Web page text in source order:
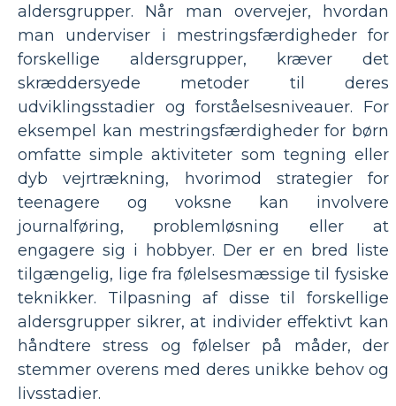
aldersgrupper. Når man overvejer, hvordan
man underviser i mestringsfærdigheder for
forskellige aldersgrupper, kræver det
skræddersyede metoder til deres
udviklingsstadier og forståelsesniveauer. For
eksempel kan mestringsfærdigheder for børn
omfatte simple aktiviteter som tegning eller
dyb vejrtrækning, hvorimod strategier for
teenagere og voksne kan involvere
journalføring, problemløsning eller at
engagere sig i hobbyer. Der er en bred liste
tilgængelig, lige fra følelsesmæssige til fysiske
teknikker. Tilpasning af disse til forskellige
aldersgrupper sikrer, at individer effektivt kan
håndtere stress og følelser på måder, der
stemmer overens med deres unikke behov og
livsstadier.